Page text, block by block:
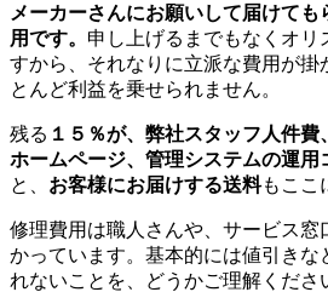
メーカーさんにお願いして届けて
用です。 申し上げるまでもなくオリ
すから、それなりに立派な費用が掛
とんど利益を乗せられません。
残る １５％が、弊社スタッフ人件
ホームページ、管理システムの運用
と、 お客様にお届けする送料もここ
修理費用は職人さんや、サービス窓
かっています。基本的には値引きな
れないことを、どうかご理解くださ